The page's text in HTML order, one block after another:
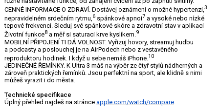
CENNÉ INFORMACE O ZDRAVÍ. Dostávej oznámení o možné hypertenzi, 3
nepravidelném srdečním rytmu,6 spánkové apnoi7 a vysoké nebo nízké
tepové frekvenci. Sleduj své spánkové skóre a zdravotní stav v aplikaci
Životní funkce8 a měř si saturaci krve kyslíkem.9
MOBILNÍ PŘIPOJENÍ TI DÁ VOLNOST. Vyřizuj hovory, streamuj hudbu
a podcasty a poslouchej je na AirPodech nebo z vestavěného
reproduktoru hodinek. I když u sebe nemáš iPhone. 10
JEDINEČNÉ ŘEMÍNKY. K Ultra 3 máš na výběr ze čtyř stylů nádherných a
zároveň praktických řemínků. Jsou perfektní na sport, ale klidně s nimi
můžeš vyrazit i do města.
Technické specifikace
Úplný přehled najdeš na stránce apple.com/watch/compare